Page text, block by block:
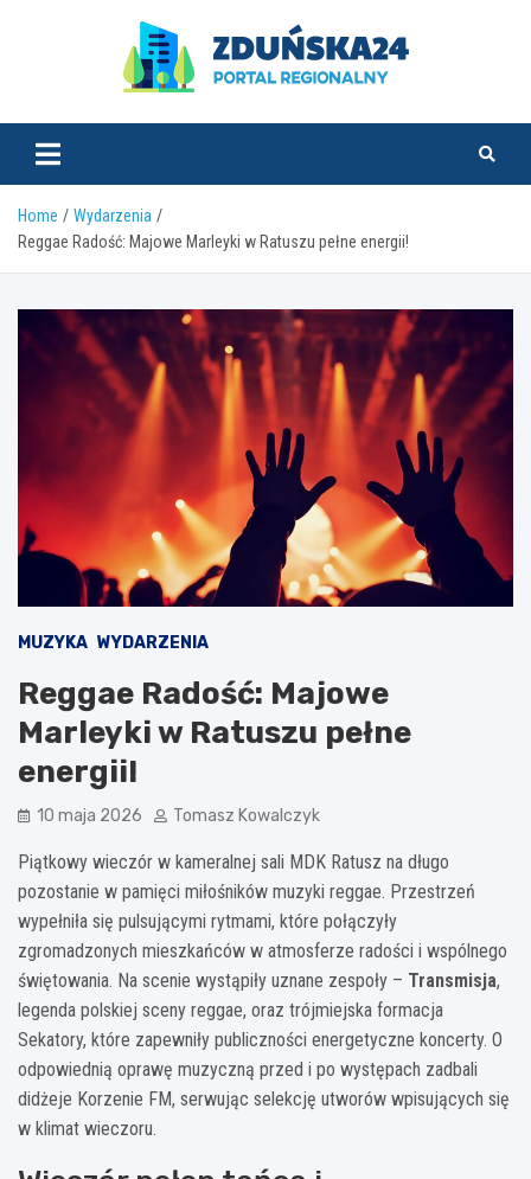
zdunska24.pl
Home
Wydarzenia
Reggae Radość: Majowe Marleyki w Ratuszu pełne energii!
MUZYKA WYDARZENIA
Reggae Radość: Majowe
Marleyki w Ratuszu pełne
energii!
10 maja 2026 Tomasz Kowalczyk
Piątkowy wieczór w kameralnej sali MDK Ratusz na długo
pozostanie w pamięci miłośników muzyki reggae. Przestrzeń
wypełniła się pulsującymi rytmami, które połączyły
zgromadzonych mieszkańców w atmosferze radości i wspólnego
świętowania. Na scenie wystąpiły uznane zespoły – Transmisja,
legenda polskiej sceny reggae, oraz trójmiejska formacja
Sekatory, które zapewniły publiczności energetyczne koncerty. O
odpowiednią oprawę muzyczną przed i po występach zadbali
didżeje Korzenie FM, serwując selekcję utworów wpisujących się
w klimat wieczoru.